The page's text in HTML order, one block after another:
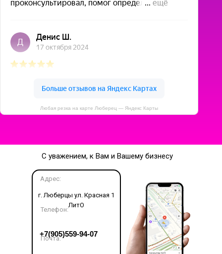
Любая резка на карте Люберец — Яндекс Карты
С уважением, к Вам и Вашему бизнесу
Адрес:
г. Люберцы ул. Красная 1
ЛитО
Телефон:
+7(905)559-94-07
Почта: